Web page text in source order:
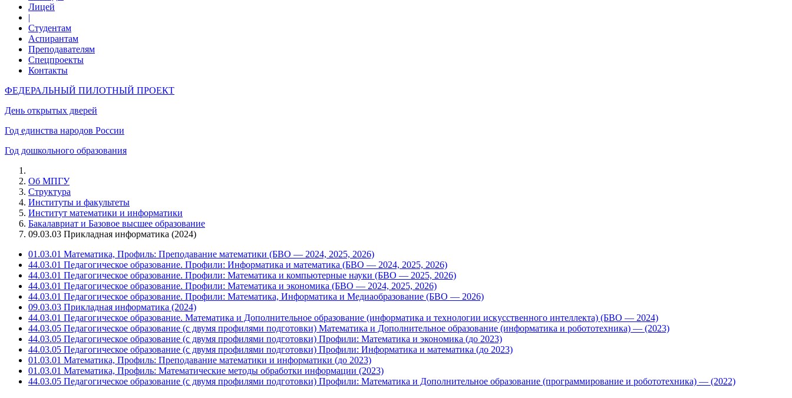
Лицей
|
Студентам
Аспирантам
Преподавателям
Спецпроекты
Контакты
ФЕДЕРАЛЬНЫЙ ПИЛОТНЫЙ ПРОЕКТ
День открытых дверей
Год единства народов России
Год дошкольного образования
Об МПГУ
Структура
Институты и факультеты
Институт математики и информатики
Бакалавриат и Базовое высшее образование
09.03.03 Прикладная информатика (2024)
01.03.01 Математика, Профиль: Преподавание математики (БВО — 2024, 2025, 2026)
44.03.01 Педагогическое образование. Профили: Информатика и математика (БВО — 2024, 2025, 2026)
44.03.01 Педагогическое образование. Профили: Математика и компьютерные науки (БВО — 2025, 2026)
44.03.01 Педагогическое образование. Профили: Математика и экономика (БВО — 2024, 2025, 2026)
44.03.01 Педагогическое образование. Профили: Математика, Информатика и Медиаобразование (БВО — 2026)
09.03.03 Прикладная информатика (2024)
44.03.01 Педагогическое образование. Математика и Дополнительное образование (информатика и технологии искусственного интеллекта) (БВО — 2024)
44.03.05 Педагогическое образование (с двумя профилями подготовки) Математика и Дополнительное образование (информатика и робототехника) — (2023)
44.03.05 Педагогическое образование (с двумя профилями подготовки) Профили: Математика и экономика (до 2023)
44.03.05 Педагогическое образование (с двумя профилями подготовки) Профили: Информатика и математика (до 2023)
01.03.01 Математика, Профиль: Преподавание математики и информатики (до 2023)
01.03.01 Математика, Профиль: Математические методы обработки информации (2023)
44.03.05 Педагогическое образование (с двумя профилями подготовки) Профили: Математика и Дополнительное образование (программирование и робототехника) — (2022)